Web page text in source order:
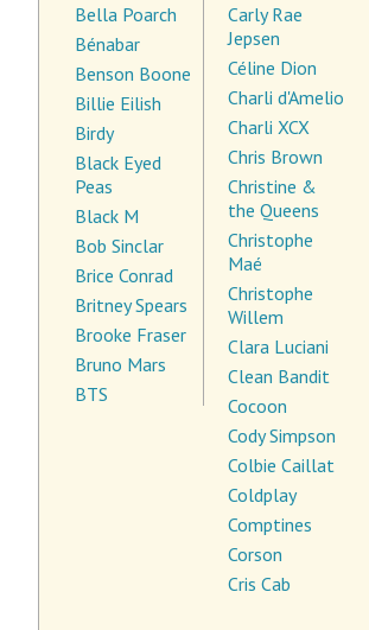
Bella Poarch
Bénabar
Benson Boone
Billie Eilish
Birdy
Black Eyed
Peas
Black M
Bob Sinclar
Brice Conrad
Britney Spears
Brooke Fraser
Bruno Mars
BTS
Carly Rae
Jepsen
Céline Dion
Charli d'Amelio
Charli XCX
Chris Brown
Christine &
the Queens
Christophe
Maé
Christophe
Willem
Clara Luciani
Clean Bandit
Cocoon
Cody Simpson
Colbie Caillat
Coldplay
Comptines
Corson
Cris Cab